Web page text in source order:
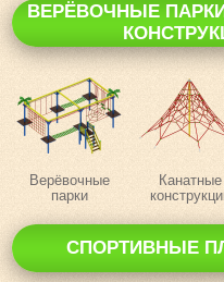
ВЕРЁВОЧНЫЕ
Верёвочные
парки
Канатные
СПОРТИВНЫЕ